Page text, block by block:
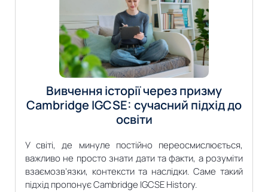
Вивчення історії через призму
Cambridge IGCSE: сучасний підхід до
освіти
У світі, де минуле постійно переосмислюється,
важливо не просто знати дати та факти, а розуміти
взаємозв’язки, контексти та наслідки. Саме такий
підхід пропонує Cambridge IGCSE History.